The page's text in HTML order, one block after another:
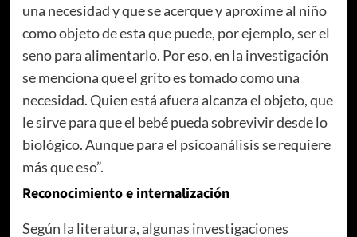
una necesidad y que se acerque y aproxime al niño
como objeto de esta que puede, por ejemplo, ser el
seno para alimentarlo. Por eso, en la investigación
se menciona que el grito es tomado como una
necesidad. Quien está afuera alcanza el objeto, que
le sirve para que el bebé pueda sobrevivir desde lo
biológico. Aunque para el psicoanálisis se requiere
más que eso”.
Reconocimiento e internalización
Según la literatura, algunas investigaciones